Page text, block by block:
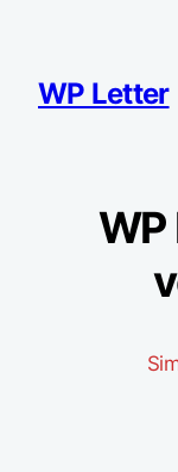
springen
WP Letter